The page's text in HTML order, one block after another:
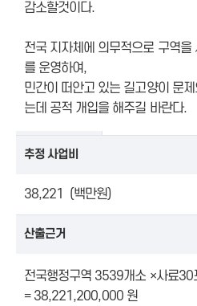
감소할것이다.
전국 지자체에 의무적으로 구역을
를 운영하여,
민간이 떠안고 있는 길고양이 문
는데 공적 개입을 해주길 바란다.
추정 사업비
38,221 (백만원)
산출근거
전국행정구역 3539개소 ×사료30
= 38,221,200,000 원